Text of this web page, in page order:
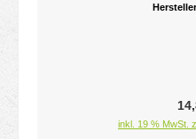
inkl. 19 % MwSt.